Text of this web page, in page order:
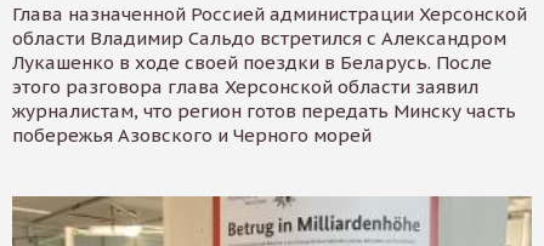
Глава назначенной Россией администрации Херсонской
области Владимир Сальдо встретился с Александром
Лукашенко в ходе своей поездки в Беларусь. После
этого разговора глава Херсонской области заявил
журналистам, что регион готов передать Минску часть
побережья Азовского и Черного морей